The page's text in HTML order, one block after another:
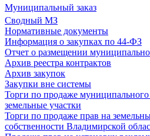
Муниципальный заказ
Сводный МЗ
Нормативные документы
Информация о закупках по 44-ФЗ
Отчет о размещении
Архив реестра контрактов
Архив закупок
Закупки вне системы
Торги по продаже
земельные участки
Торги по продаже прав на
собственности Владимирской